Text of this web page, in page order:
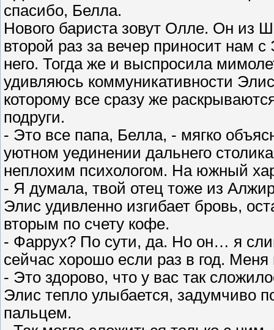
спасибо, Белла.
Нового бариста зовут Олле. Он из
второй раз за вечер приносит нам
него. Тогда же и выспросила
удивляюсь коммуникативности
которому все сразу же
подруги.
- Это все папа, Белла, - мягко
уютном уединении дальнего
неплохим психологом. На южный
- Я думала, твой отец тоже из
Элис удивленно изгибает бровь,
вторым по счету кофе.
- Фаррух? По сути, да. Но он… я
сейчас хорошо если раз в год.
- Это здорово, что у вас так
Элис тепло улыбается, задумчиво
пальцем.